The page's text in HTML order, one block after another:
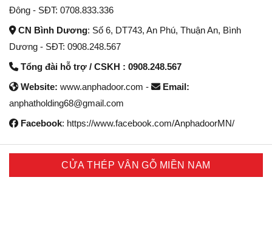
Đông - SĐT: 0708.833.336
CN Bình Dương: Số 6, DT743, An Phú, Thuận An, Bình
Dương - SĐT: 0908.248.567
Tổng đài hỗ trợ / CSKH : 0908.248.567
Website: www.anphadoor.com -
Email:
anphatholding68@gmail.com
Facebook: https://www.facebook.com/AnphadoorMN/
CỬA THÉP VÂN GỖ MIỀN NAM